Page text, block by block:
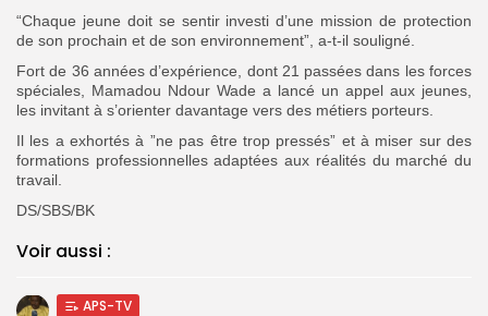
“Chaque jeune doit se sentir investi d’une mission de protection
de son prochain et de son environnement”, a-t-il souligné.
Fort de 36 années d’expérience, dont 21 passées dans les forces
spéciales, Mamadou Ndour Wade a lancé un appel aux jeunes,
les invitant à s’orienter davantage vers des métiers porteurs.
Il les a exhortés à ”ne pas être trop pressés” et à miser sur des
formations professionnelles adaptées aux réalités du marché du
travail.
DS/SBS/BK
Voir aussi :
APS-TV